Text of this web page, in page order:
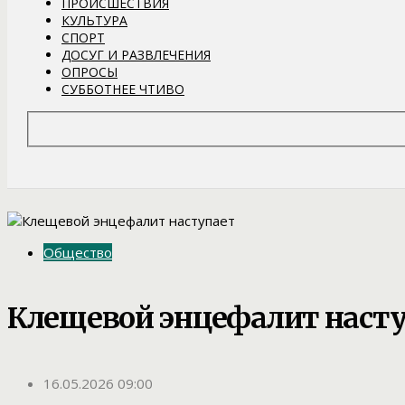
КУЛЬТУРА
СПОРТ
ДОСУГ И РАЗВЛЕЧЕНИЯ
ОПРОСЫ
СУББОТНЕЕ ЧТИВО
Общество
Клещевой энцефалит
16.05.2026 09:00